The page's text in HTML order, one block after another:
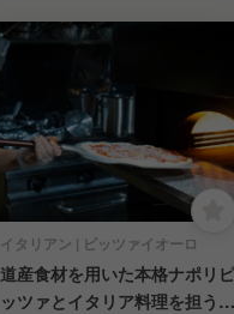
イタリアン | ピッツァイオーロ
道産食材を用いた本格ナポリピ
ッツァとイタリア料理を担うピ